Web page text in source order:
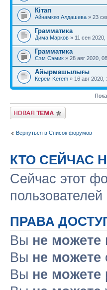
Кітап
Айнамкөз Алдашева » 23
Грамматика
Дима Марков » 11 сен 2020,
Грамматика
Сэм Сэмик » 28 авг 2020,
Айырмашылығы
Керем Kerem » 16 авг 2020,
Новая тема
Вернуться в Список форумов
КТО СЕЙЧАС
Сейчас этот
пользователей
ПРАВА
Вы не можете
Вы не можете
Вы не можете